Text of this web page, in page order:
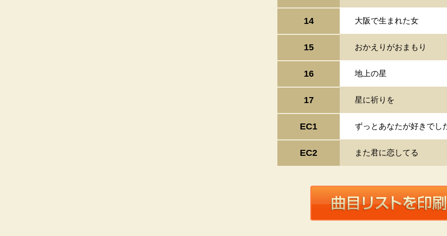
14 大阪で生まれた女
15 おかえりがおまもり
16 地上の星
17 星に祈りを
EC1 ずっとあなたが好きでし
EC2 また君に恋してる